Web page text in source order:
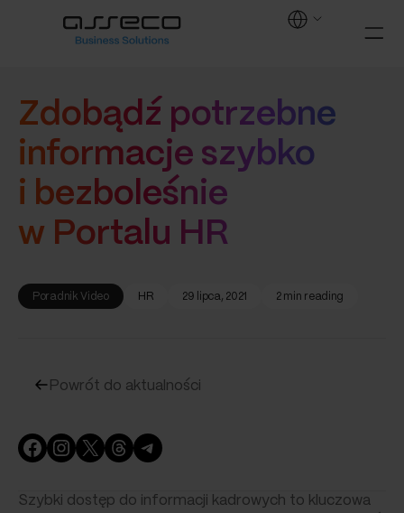
Zdobądź potrzebne
informacje szybko
i bezboleśnie
w Portalu HR
Poradnik Video HR 29 lipca, 2021 2 min reading
Szybki dostęp do informacji kadrowych to kluczowa
Powrót do aktualności
Facebook Instagram X Threads Telegram